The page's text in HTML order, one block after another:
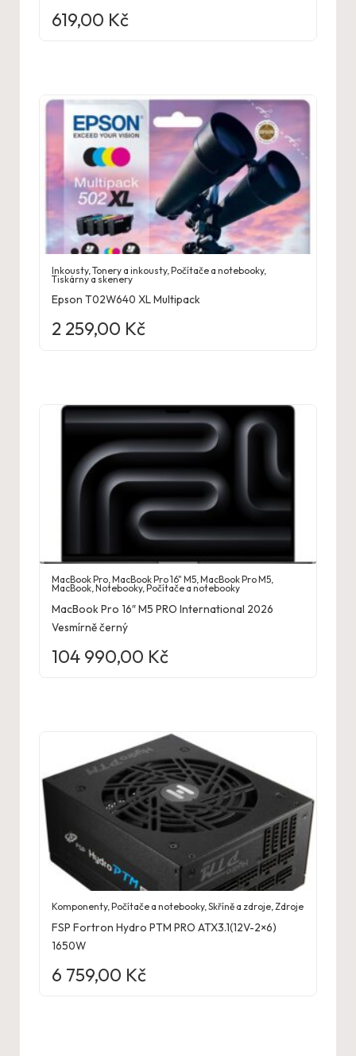
619,00 Kč
Inkousty,Tonery a inkousty,Počítače a notebooky,
Tiskárny a skenery
Epson T02W640 XL Multipack
2 259,00 Kč
MacBook Pro ,MacBook Pro 16" M5 ,MacBook Pro M5
MacBook ,Notebooky,Počítače a notebooky
MacBook Pro 16″ M5 PRO International 2026
Vesmírně černý
104 990,00 Kč
Komponenty,Počítače a notebooky,Skříně a zdroje,Zdroje
FSP Fortron Hydro PTM PRO ATX3.1(12V-2×6)
1650W
6 759,00 Kč